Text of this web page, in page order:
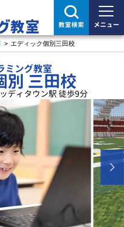
教室検索 メニュー
> エディック個別三田校
ミング教室
別 三田校
ディタウン駅 徒歩9分